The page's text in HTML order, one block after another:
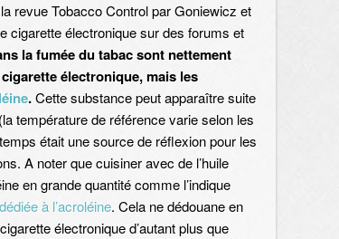
revue Tobacco Control par Goniewicz et
cigarette électronique sur des forums et
la fumée du tabac sont nettement
électronique, mais les
.Cette substance peut apparaître suite
température de référence varie selon les
était une source de réflexion pour les
A noter que cuisiner avec de l’huile
en grande quantité comme l’indique
à l’acroléine. Cela ne dédouane en
électronique d’autant plus que